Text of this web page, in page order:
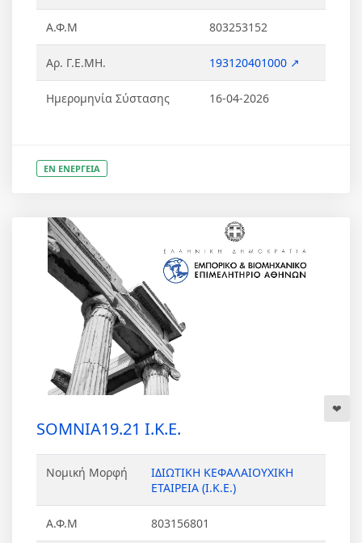
Α.Φ.Μ 803253152
Αρ. Γ.Ε.ΜΗ. 193120401000 ↗
Ημερομηνία Σύστασης 16-04-2026
ΕΝ ΕΝΕΡΓΕΙΑ
SOMNIA19.21 Ι.Κ.Ε.
Νομική Μορφή
ΙΔΙΩΤΙΚΗ ΚΕΦΑΛΑΙΟΥΧΙΚΗ
ΕΤΑΙΡΕΙΑ (Ι.Κ.Ε.)
Α.Φ.Μ 803156801